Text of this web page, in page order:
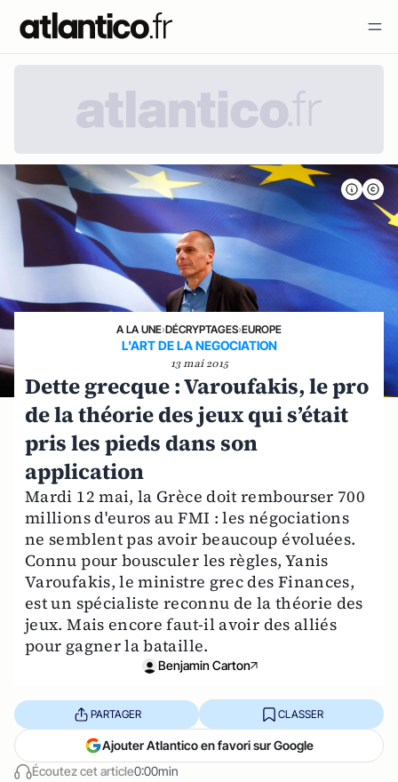
A LA UNE›DÉCRYPTAGES›EUROPE
L'ART DE LA NEGOCIATION
13 mai 2015
Dette grecque : Varoufakis, le pro
de la théorie des jeux qui s’était
pris les pieds dans son
application
Mardi 12 mai, la Grèce doit rembourser 700
millions d'euros au FMI : les négociations
ne semblent pas avoir beaucoup évoluées.
Connu pour bousculer les règles, Yanis
Varoufakis, le ministre grec des Finances,
est un spécialiste reconnu de la théorie des
jeux. Mais encore faut-il avoir des alliés
pour gagner la bataille.
Benjamin Carton
Écoutez cet article0:00min
PARTAGER CLASSER
Ajouter Atlantico en favori sur Google